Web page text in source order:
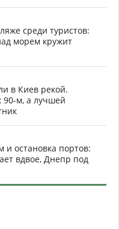
среди туристов:
морем кружит
в Киев рекой.
90-м, а лучшей
остановка портов:
вдвое, Днепр под